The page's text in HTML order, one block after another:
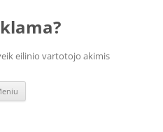
eilinio vartotojo akimis
Pereiti
turinio